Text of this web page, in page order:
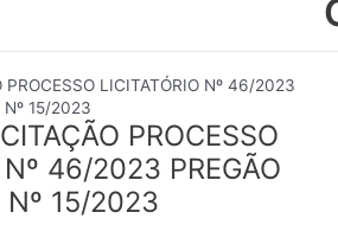
PROCESSO LICITATÓRIO Nº 46/2023
Nº 15/2023
PROCESSO
Nº 46/2023 PREGÃO
Nº 15/2023